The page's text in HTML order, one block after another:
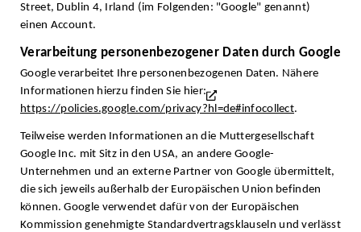
Street, Dublin 4, Irland (im Folgenden: "Google" genannt)
einen Account.
Verarbeitung personenbezogener Daten durch Google
Google verarbeitet Ihre personenbezogenen Daten. Nähere
Informationen hierzu finden Sie hier:
https://policies.google.com/privacy?hl=de#infocollect.
Teilweise werden Informationen an die Muttergesellschaft
Google Inc. mit Sitz in den USA, an andere Google-
Unternehmen und an externe Partner von Google übermittelt,
die sich jeweils außerhalb der Europäischen Union befinden
können. Google verwendet dafür von der Europäischen
Kommission genehmigte Standardvertragsklauseln und verlässt